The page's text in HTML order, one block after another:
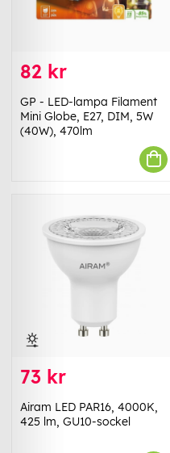
82 kr
GP - LED-lampa Filament
Mini Globe, E27, DIM, 5W
(40W), 470lm
73 kr
Airam LED PAR16, 4000K,
425 lm, GU10-sockel